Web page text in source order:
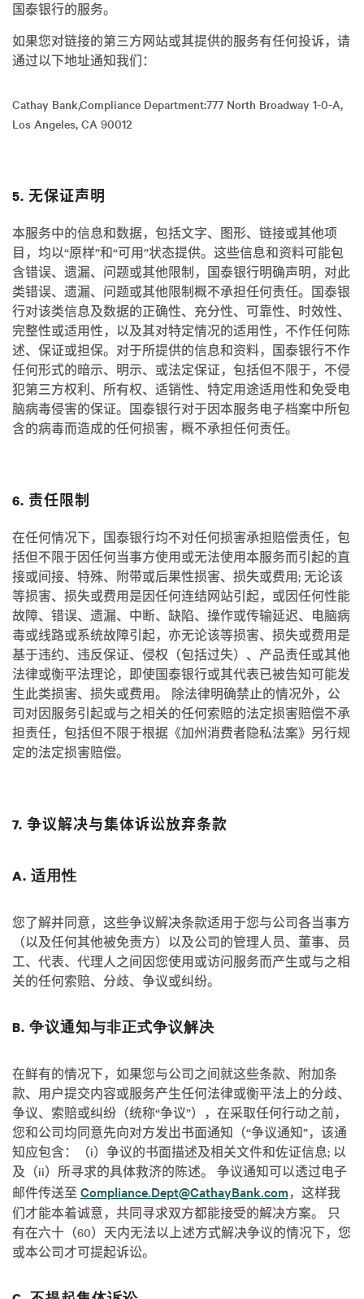
国泰银行的服务。
如果您对链接的第三方网站或其提供的服务有任何投诉，请
通过以下地址通知我们：
Cathay Bank,Compliance Department:777 North Broadway 1-0-A,
Los Angeles, CA 90012
5. 无保证声明
本服务中的信息和数据，包括文字、图形、链接或其他项
目，均以“原样”和“可用”状态提供。这些信息和资料可能包
含错误、遗漏、问题或其他限制，国泰银行明确声明，对此
类错误、遗漏、问题或其他限制概不承担任何责任。国泰银
行对该类信息及数据的正确性、充分性、可靠性、时效性、
完整性或适用性，以及其对特定情况的适用性，不作任何陈
述、保证或担保。对于所提供的信息和资料，国泰银行不作
任何形式的暗示、明示、或法定保证，包括但不限于，不侵
犯第三方权利、所有权、适销性、特定用途适用性和免受电
脑病毒侵害的保证。国泰银行对于因本服务电子档案中所包
含的病毒而造成的任何损害，概不承担任何责任。
6. 责任限制
在任何情况下，国泰银行均不对任何损害承担赔偿责任，包
括但不限于因任何当事方使用或无法使用本服务而引起的直
接或间接、特殊、附带或后果性损害、损失或费用; 无论该
等损害、损失或费用是因任何连结网站引起，或因任何性能
故障、错误、遗漏、中断、缺陷、操作或传输延迟、电脑病
毒或线路或系统故障引起，亦无论该等损害、损失或费用是
基于违约、违反保证、侵权（包括过失）、产品责任或其他
法律或衡平法理论，即使国泰银行或其代表已被告知可能发
生此类损害、损失或费用。 除法律明确禁止的情况外，公
司对因服务引起或与之相关的任何索赔的法定损害赔偿不承
担责任，包括但不限于根据《加州消费者隐私法案》另行规
定的法定损害赔偿。
7. 争议解决与集体诉讼放弃条款
A. 适用性
您了解并同意，这些争议解决条款适用于您与公司各当事方
（以及任何其他被免责方）以及公司的管理人员、董事、员
工、代表、代理人之间因您使用或访问服务而产生或与之相
关的任何索赔、分歧、争议或纠纷。
B. 争议通知与非正式争议解决
在鲜有的情况下，如果您与公司之间就这些条款、附加条
款、用户提交内容或服务产生任何法律或衡平法上的分歧、
争议、索赔或纠纷（统称“争议”），在采取任何行动之前，
您和公司均同意先向对方发出书面通知（“争议通知”，该通
知应包含：（i）争议的书面描述及相关文件和佐证信息; 以
及（ii）所寻求的具体救济的陈述。 争议通知可以透过电子
邮件传送至 Compliance.Dept@CathayBank.com ，这样我
们才能本着诚意，共同寻求双方都能接受的解决方案。 只
有在六十（60）天内无法以上述方式解决争议的情况下，您
或本公司才可提起诉讼。